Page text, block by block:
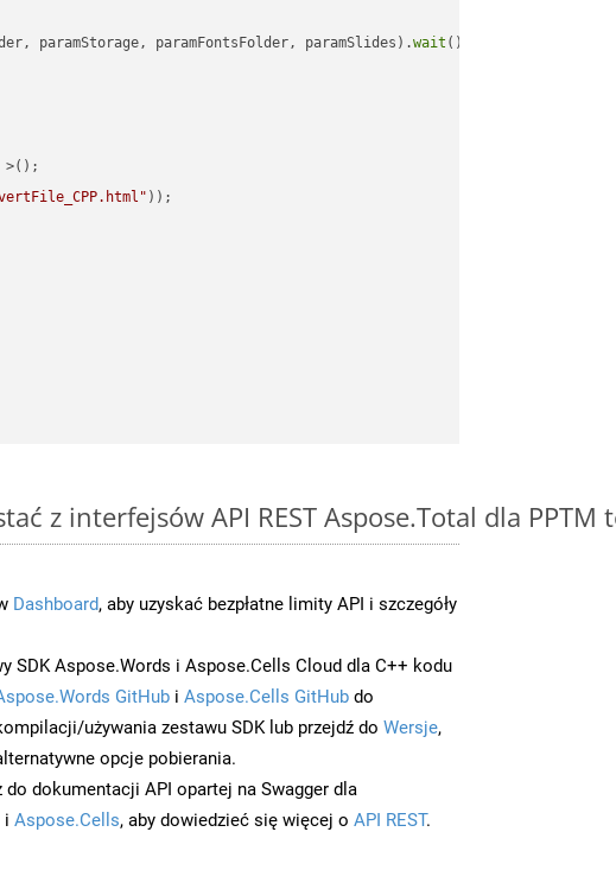
paramStorage, paramFontsFolder, paramSlides).wait ();
>();
z interfejsów API REST Aspose.Total dla PPTM
Dashboard, aby uzyskać bezpłatne limity API i szczegóły
SDK Aspose.Words i Aspose.Cells Cloud dla C++ kodu
GitHub i Aspose.Cells GitHub do
używania zestawu SDK lub przejdź do Wersje,
opcje pobierania.
do dokumentacji API opartej na Swagger dla
i Aspose.Cells, aby dowiedzieć się więcej o API REST.